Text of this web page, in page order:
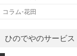
コラム-花田
ひのでやのサービス